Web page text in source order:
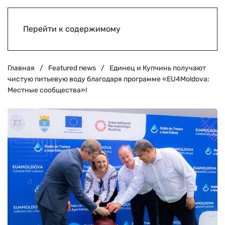
Перейти к содержимому
Главная Featured news
Единец и Купчинь получают
чистую питьевую воду благодаря программе «EU4Moldova:
Местные сообщества»!